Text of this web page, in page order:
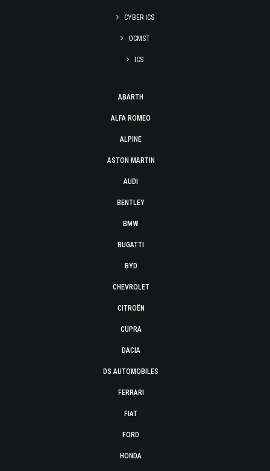
CYBER ICS
OCMST
ICS
ABARTH
ALFA ROMEO
ALPINE
ASTON MARTIN
AUDI
BENTLEY
BMW
BUGATTI
BYD
CHEVROLET
CITROËN
CUPRA
DACIA
DS AUTOMOBILES
FERRARI
FIAT
FORD
HONDA